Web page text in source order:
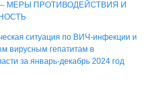
МЕРЫ ПРОТИВОДЕЙСТВИЯ И
ситуация по ВИЧ-инфекции и
вирусным гепатитам в
за январь-декабрь 2024 год